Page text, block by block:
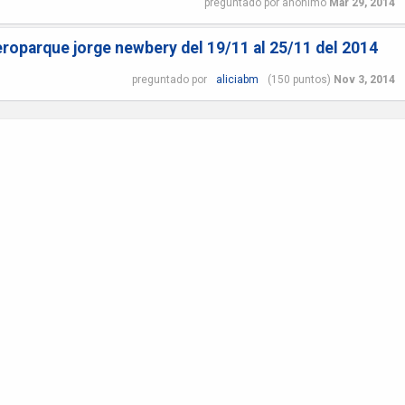
jorge newbery del 19/11 al 25/11 del 2014
preguntado por aliciabm (150 puntos) Nov 3, 2014